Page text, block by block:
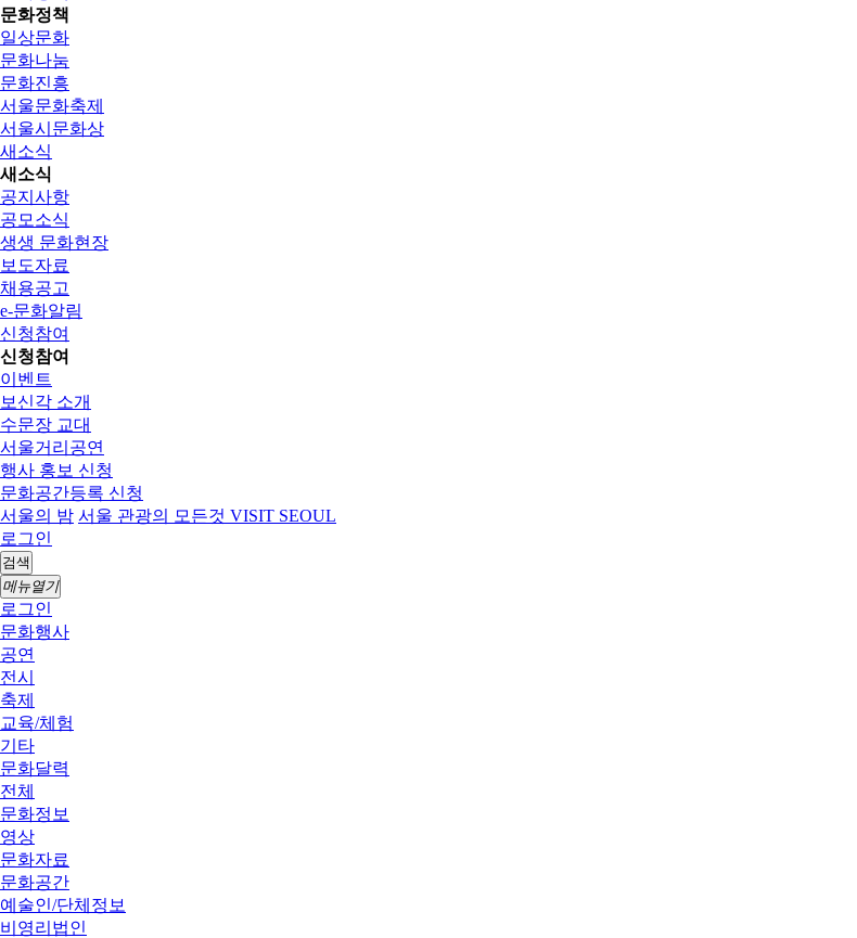
문화정책
일상문화
문화나눔
문화진흥
서울문화축제
서울시문화상
새소식
새소식
공지사항
공모소식
생생 문화현장
보도자료
채용공고
e-문화알림
신청참여
신청참여
이벤트
보신각 소개
수문장 교대
서울거리공연
행사 홍보 신청
문화공간등록 신청
서울의 밤 서울 관광의 모든것 VISIT SEOUL
로그인
검색
메뉴열기
로그인
문화행사
공연
전시
축제
교육/체험
기타
문화달력
전체
문화정보
영상
문화자료
문화공간
예술인/단체정보
비영리법인